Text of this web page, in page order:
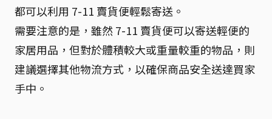
都可以利用 7-11 賣貨便輕鬆寄送。
需要注意的是，雖然 7-11 賣貨便可以寄送輕便的
家居用品，但對於體積較大或重量較重的物品，則
建議選擇其他物流方式，以確保商品安全送達買家
手中。